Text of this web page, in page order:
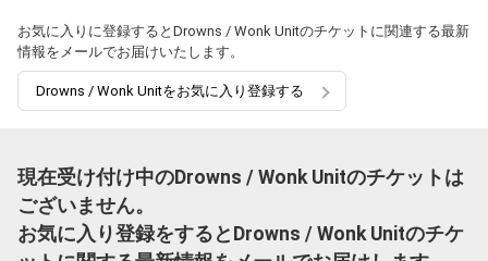
お気に入りに登録するとDrowns / Wonk Unitのチケットに関連する最新
情報をメールでお届けいたします。
Drowns / Wonk Unitをお気に入り登録する
現在受け付け中のDrowns / Wonk Unitのチケットは
ございません。
お気に入り登録をするとDrowns / Wonk Unitのチケ